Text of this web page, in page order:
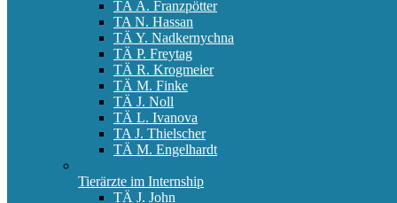
TÄ A. Franzpötter
TA N. Hassan
TÄ Y. Nadkernychna
TÄ P. Freytag
TÄ R. Krogmeier
TÄ M. Finke
TÄ J. Noll
TÄ L. Ivanova
TA J. Thielscher
TÄ M. Engelhardt
Tierärzte im Internship
TÄ J. John